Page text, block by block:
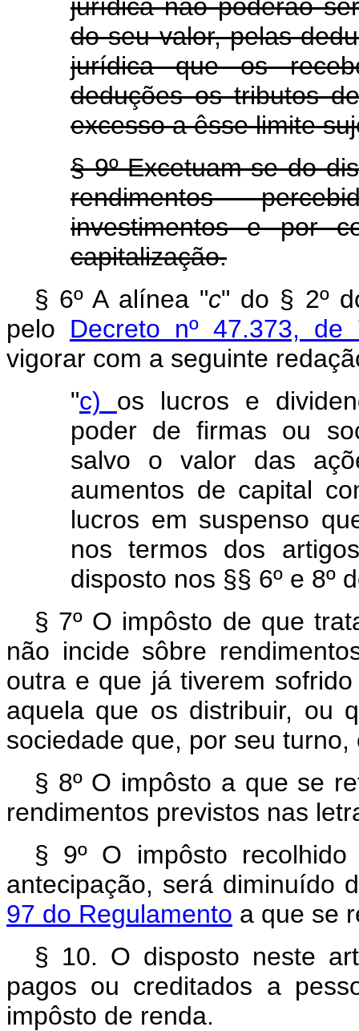
jurídica não poderão
do seu valor, pelas
jurídica que os
deduções os tributos
excesso a êsse limite
§ 9º Excetuam-se do
rendimentos
investimentos e por
capitalização.
§ 6º A alínea "c" do § 2º
pelo Decreto nº 47.373,
vigorar com a seguinte
"c) os lucros e
poder de firmas ou
salvo o valor das
aumentos de capital
lucros em suspenso
nos termos dos
disposto nos §§ 6º e 8º
§ 7º O impôsto de que
não incide sôbre
outra e que já tiverem
aquela que os distribuir, ou
sociedade que, por seu
§ 8º O impôsto a que se
rendimentos previstos nas
§ 9º O impôsto
antecipação, será diminuído
97 do Regulamento a que se
§ 10. O disposto neste
pagos ou creditados a
impôsto de renda.